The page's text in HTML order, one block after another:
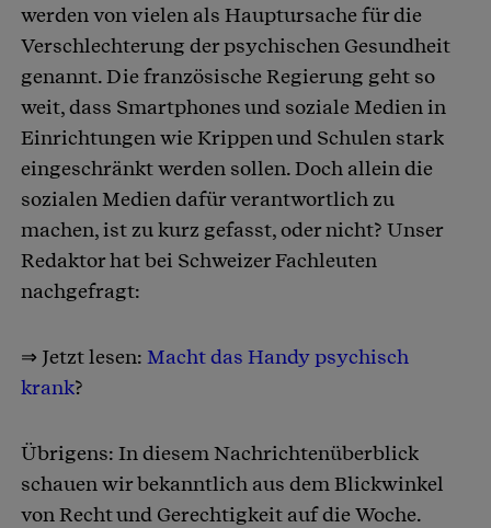
werden von vielen als Hauptursache für die
Verschlechterung der psychischen Gesundheit
genannt. Die französische Regierung geht so
weit, dass Smartphones und soziale Medien in
Einrichtungen wie Krippen und Schulen stark
eingeschränkt werden sollen. Doch allein die
sozialen Medien dafür verantwortlich zu
machen, ist zu kurz gefasst, oder nicht? Unser
Redaktor hat bei Schweizer Fachleuten
nachgefragt:
⇒ Jetzt lesen: Macht das Handy psychisch
krank?
Übrigens: In diesem Nachrichtenüberblick
schauen wir bekanntlich aus dem Blickwinkel
von Recht und Gerechtigkeit auf die Woche.